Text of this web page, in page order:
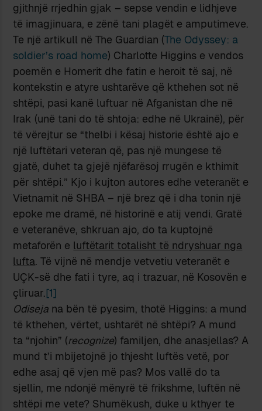
gjithnjë rrjedhin gjak – sepse vendin e lidhjeve
të imagjinuara, e zënë tani plagët e amputimeve.
Te një artikull në The Guardian (The Odyssey: a
soldier’s road home) Charlotte Higgins e vendos
poemën e Homerit dhe fatin e heroit të saj, në
kontekstin e atyre ushtarëve që kthehen sot në
shtëpi, pasi kanë luftuar në Afganistan dhe në
Irak (unë tani do të shtoja: edhe në Ukrainë), për
të vërejtur se “thelbi i kësaj historie është ajo e
një luftëtari veteran që, pas një mungese të
gjatë, duhet ta gjejë njëfarësoj rrugën e kthimit
për shtëpi.” Kjo i kujton autores edhe veteranët e
Vietnamit në SHBA – një brez që i dha tonin një
epoke me dramë, në historinë e atij vendi. Gratë
e veteranëve, shkruan ajo, do ta kuptojnë
metaforën e luftëtarit totalisht të ndryshuar nga
lufta. Të vijnë në mendje vetvetiu veteranët e
UÇK-së dhe fati i tyre, aq i trazuar, në Kosovën e
çliruar.[1]
Odiseja na bën të pyesim, thotë Higgins: a mund
të kthehen, vërtet, ushtarët në shtëpi? A mund
ta “njohin” (recognize) familjen, dhe anasjellas? A
mund t’i mbijetojnë jo thjesht luftës vetë, por
edhe asaj që vjen më pas? Mos vallë do ta
sjellin, me ndonjë mënyrë të frikshme, luftën në
shtëpi me vete? Shumëkush, duke u kthyer te